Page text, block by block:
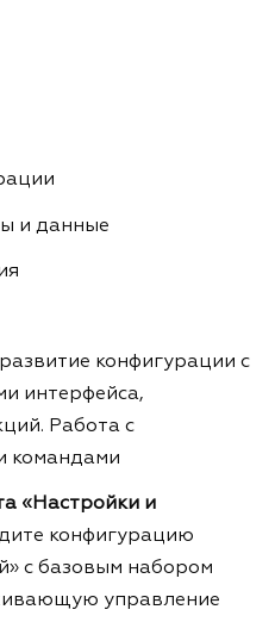
и данные
конфигурации с
интерфейса,
Работа с
командами
«Настройки и
конфигурацию
с базовым набором
управление